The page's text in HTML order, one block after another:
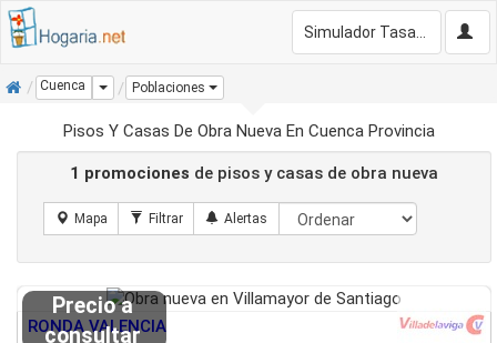
InicioCuenca Dropdown
Poblaciones
Pisos Y Casas De Obra Nueva En Cuenca Provincia
1 promociones de pisos y casas de obra nueva
Precio a
consultar
RONDA VALENCIA